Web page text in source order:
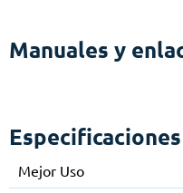
Manuales y
Mejor Uso